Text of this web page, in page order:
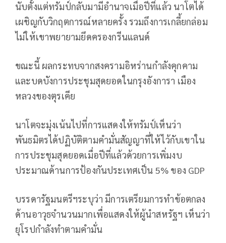
นับตั้งแต่ทรัมป์กลับมามีอำนาจเมื่อปีที่แล้ว นาโตได้
เผชิญกับวิกฤตการณ์หลายครั้ง รวมถึงการเกลี้ยกล่อม
ไม่ให้เขาพยายามยึดครองกรีนแลนด์
ขณะนี้ ผลกระทบจากสงครามอิหร่านกำลังคุกคาม
และบดบังการประชุมสุดยอดในกรุงอังการา เมือง
หลวงของตุรเคีย
นาโตจะมุ่งเน้นไปที่การแสดงให้ทรัมป์เห็นว่า
พันธมิตรได้ปฏิบัติตามคำมั่นสัญญาที่ให้ไว้กับเขาใน
การประชุมสุดยอดเมื่อปีที่แล้วด้วยการเพิ่มงบ
ประมาณด้านการป้องกันประเทศเป็น 5% ของ GDP
บรรดารัฐมนตรีฯระบุว่า มีการเตรียมการทำข้อตกลง
ด้านอาวุธจำนวนมากเพื่อแสดงให้ผู้นำสหรัฐฯ เห็นว่า
ยุโรปกำลังทำตามคำมั่น